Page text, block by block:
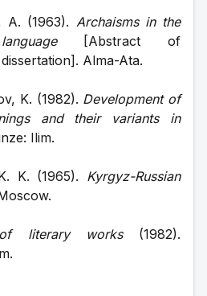
A. (1963). Archaisms in the
[Abstract of
Alma-Ata.
K. (1982). Development of
and their variants in
Ilim.
K. (1965). Kyrgyz-Russian
literary works (1982).